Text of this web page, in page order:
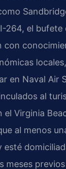
264, el bufete
con
en Naval Air
al
el Virginia
al menos
esté
meses